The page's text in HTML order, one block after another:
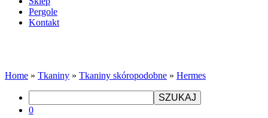
Pergole
Kontakt
Home » Tkaniny » Tkaniny skóropodobne » Hermes
SZUKAJ
0